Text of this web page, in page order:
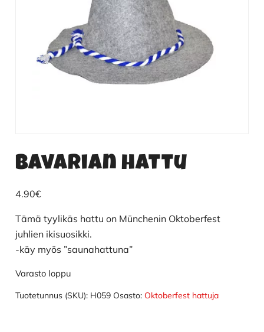
Bavarian hattu
4.90€
Tämä tyylikäs hattu on Münchenin Oktoberfest
juhlien ikisuosikki.
-käy myös ”saunahattuna”
Varasto loppu
Tuotetunnus (SKU): H059 Osasto: Oktoberfest hattuja